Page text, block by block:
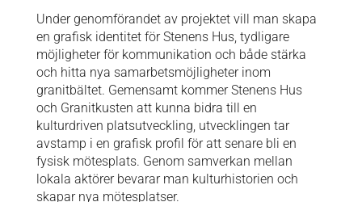
Under genomförandet av projektet vill man skapa
en grafisk identitet för Stenens Hus, tydligare
möjligheter för kommunikation och både stärka
och hitta nya samarbetsmöjligheter inom
granitbältet. Gemensamt kommer Stenens Hus
och Granitkusten att kunna bidra till en
kulturdriven platsutveckling, utvecklingen tar
avstamp i en grafisk profil för att senare bli en
fysisk mötesplats. Genom samverkan mellan
lokala aktörer bevarar man kulturhistorien och
skapar nya mötesplatser.